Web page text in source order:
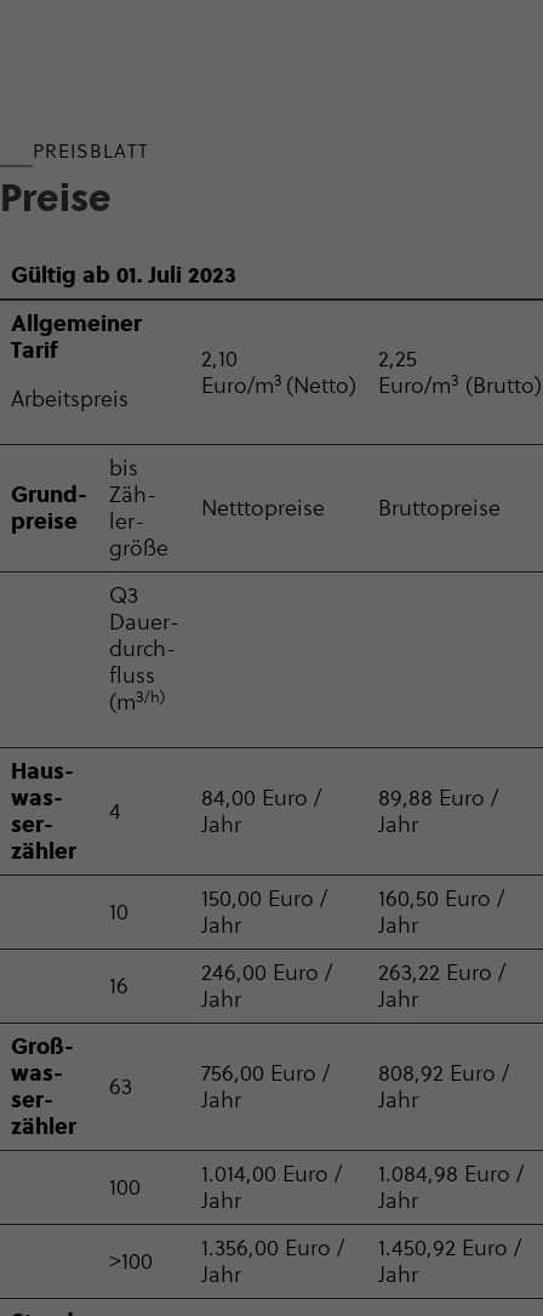
PREISBLATT
Preise
Gültig ab 01. Juli 2023
Allgemeiner
Tarif
Arbeitspreis
2,10
Euro/m3 (Netto)
2,25
Euro/m3 (Brutto)
Grund­
preise
bis
Zäh­
ler­
größe
Nett­to­preise Brut­to­preise
Q3
Dauer­
durch­
fluss
(m3/h)
Haus­
was­
ser­
zäh­ler
4
84,00 Euro /
Jahr
89,88 Euro /
Jahr
10
150,00 Euro /
Jahr
160,50 Euro /
Jahr
16
246,00 Euro /
Jahr
263,22 Euro /
Jahr
Groß­
was­
ser­
zäh­ler
63
756,00 Euro /
Jahr
808,92 Euro /
Jahr
100
1.014,00 Euro /
Jahr
1.084,98 Euro /
Jahr
>100
1.356,00 Euro /
Jahr
1.450,92 Euro /
Jahr